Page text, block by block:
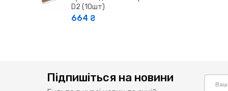
D2 (10шт)
664 ₴
Підпишіться на новини